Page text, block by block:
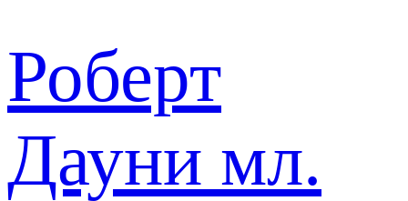
Роберт
Дауни мл.